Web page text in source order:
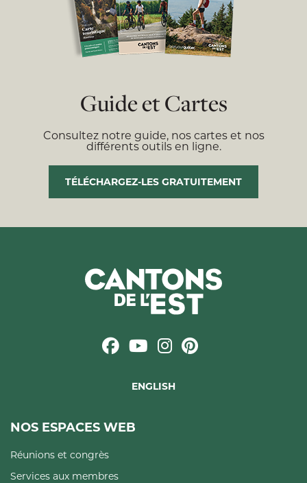
Guide et Cartes
Consultez notre guide, nos cartes et nos
différents outils en ligne.
TÉLÉCHARGEZ-LES GRATUITEMENT
ENGLISH
NOS ESPACES WEB
Réunions et congrès
Services aux membres